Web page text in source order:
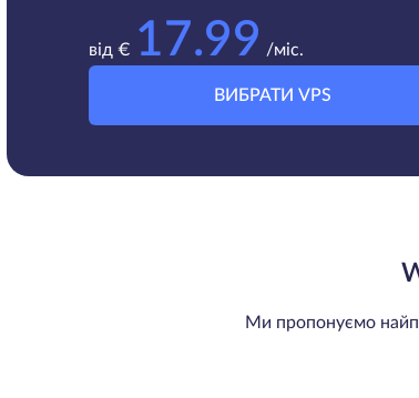
від € 17.99 /міс.
ВИБРАТИ VPS
Ми пропонуємо